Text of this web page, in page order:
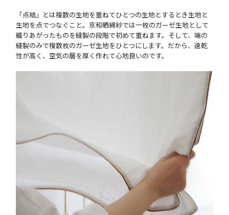
「点結」とは複数の生地を重ねてひとつの生地とするとき生地と
生地を点でつなぐこと。京和晒綿紗では一枚のガーゼ生地として
織りあがったものを縫製の段階で初めて重ねます。そして、端の
縫製のみで複数枚のガーゼ生地をひとつにします。だから、速乾
性が高く、空気の層を厚く作れて心地良いのです。